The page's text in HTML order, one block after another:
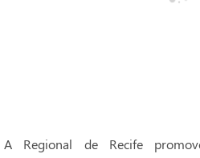
A Regional de Recife